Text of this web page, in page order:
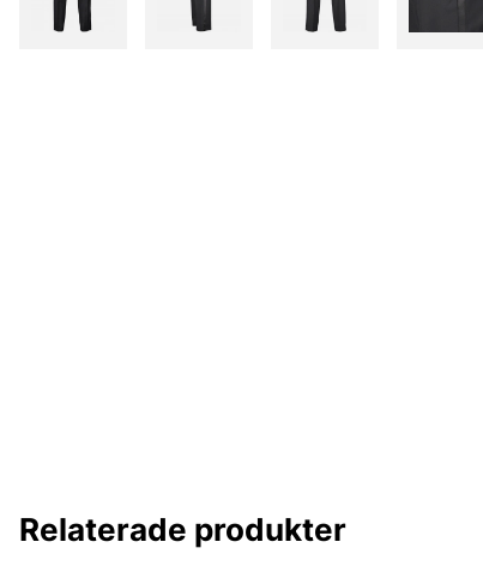
Relaterade produkter